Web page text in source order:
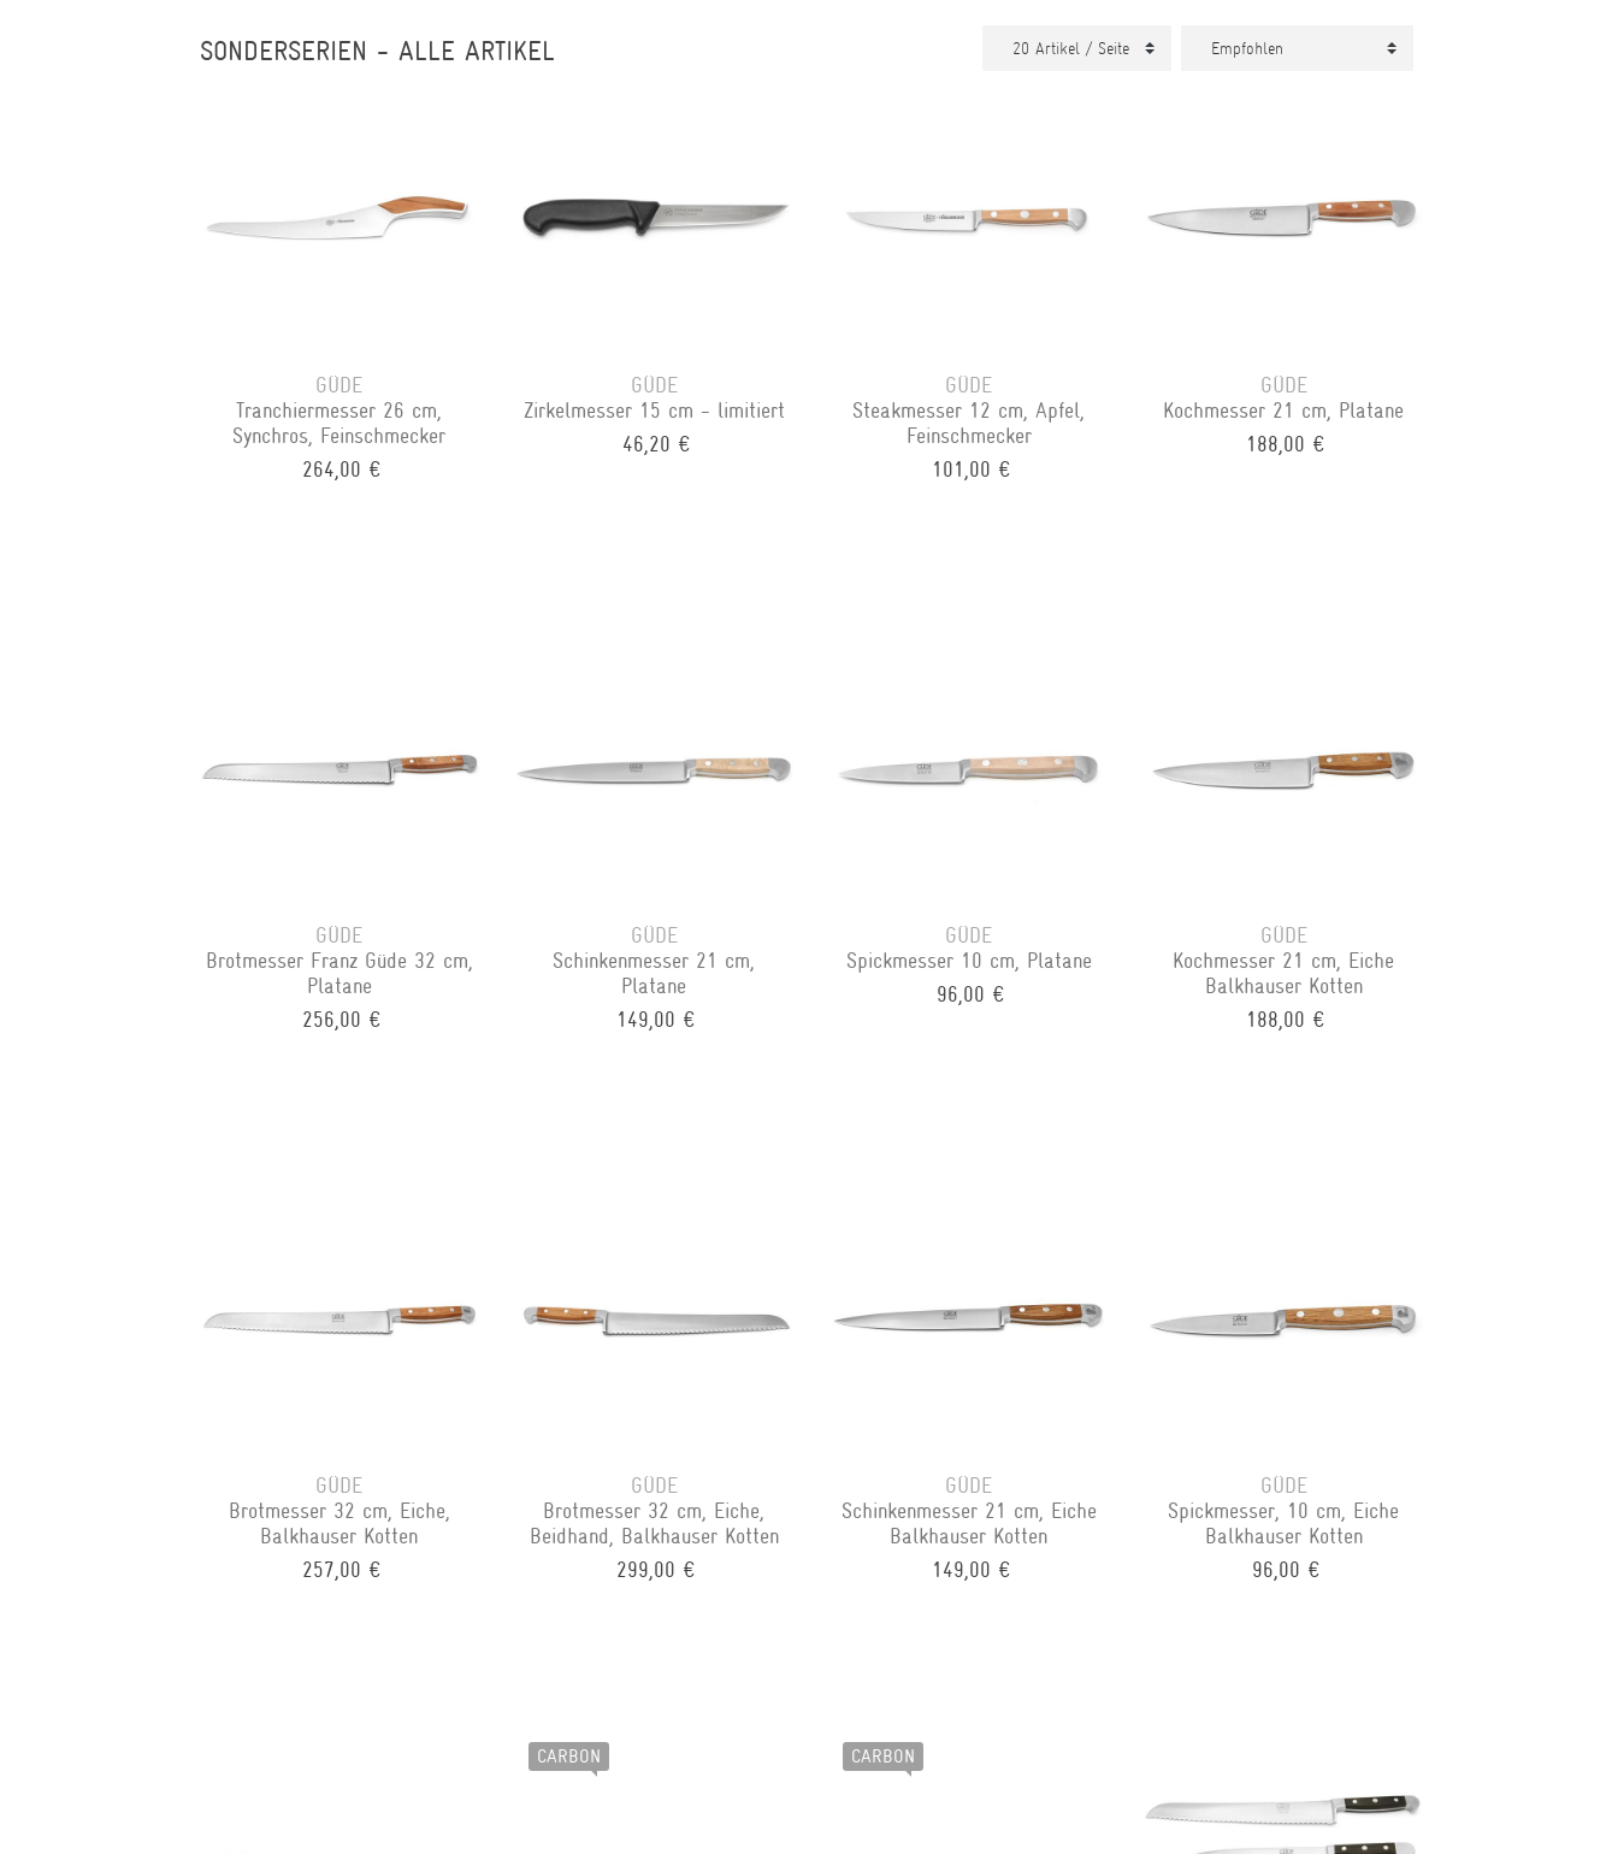
SONDERSERIEN - ALLE ARTIKEL
GÜDE
Tranchiermesser 26 cm,
Synchros, Feinschmecker
264,00 €
GÜDE
Zirkelmesser 15 cm - limitiert
46,20 €
GÜDE
Steakmesser 12 cm, Apfel,
Feinschmecker
101,00 €
GÜDE
Kochmesser 21 cm, Platane
188,00 €
GÜDE
Brotmesser Franz Güde 32 cm,
Platane
256,00 €
GÜDE
Schinkenmesser 21 cm,
Platane
149,00 €
GÜDE
Spickmesser 10 cm, Platane
96,00 €
GÜDE
Kochmesser 21 cm, Eiche
Balkhauser Kotten
188,00 €
GÜDE
Brotmesser 32 cm, Eiche,
Balkhauser Kotten
257,00 €
GÜDE
Brotmesser 32 cm, Eiche,
Beidhand, Balkhauser Kotten
299,00 €
GÜDE
Schinkenmesser 21 cm, Eiche
Balkhauser Kotten
149,00 €
GÜDE
Spickmesser, 10 cm, Eiche
Balkhauser Kotten
96,00 €
CARBON CARBON